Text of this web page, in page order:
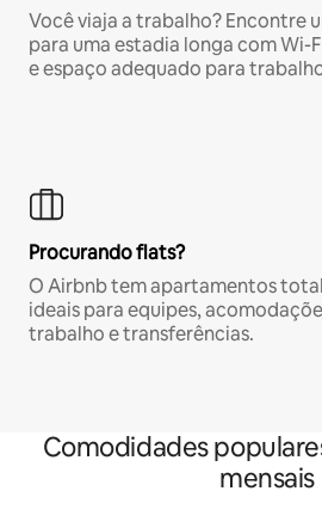
Você viaja a trabalho? Encontre
para uma estadia longa com Wi-
e espaço adequado para
Procurando flats?
O Airbnb tem apartamentos
ideais para equipes,
trabalho e transferências.
Comodidades
mensais